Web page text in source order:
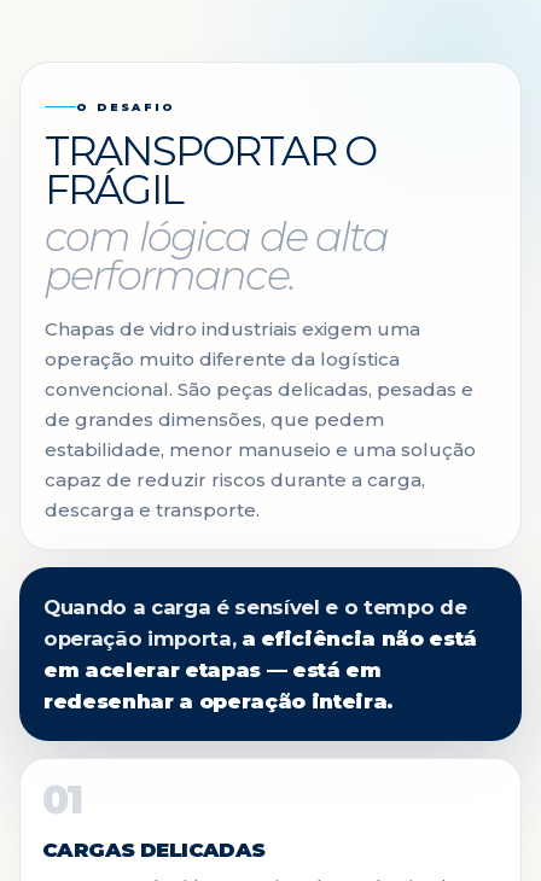
O DESAFIO
TRANSPORTAR O
FRÁGIL
com lógica de alta
performance.
Chapas de vidro industriais exigem uma
operação muito diferente da logística
convencional. São peças delicadas, pesadas e
de grandes dimensões, que pedem
estabilidade, menor manuseio e uma solução
capaz de reduzir riscos durante a carga,
descarga e transporte.
Quando a carga é sensível e o tempo de
operação importa, a eficiência não está
em acelerar etapas — está em
redesenhar a operação inteira.
01
CARGAS DELICADAS